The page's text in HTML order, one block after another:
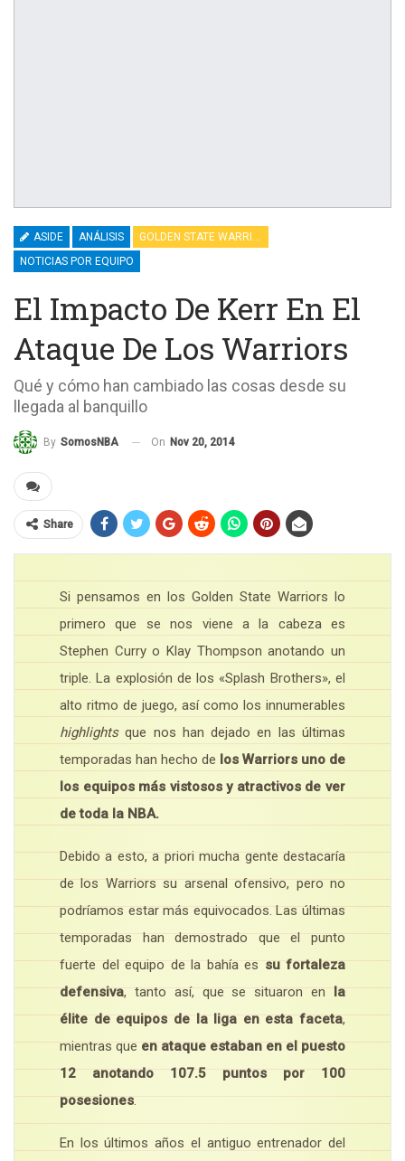
ASIDE ANÁLISIS
NOTICIAS POR EQUIPO
El Impacto De Kerr En El
Ataque De Los Warriors
Qué y cómo han cambiado las cosas desde su
llegada al banquillo
By SomosNBA On Nov 20, 2014
Share
Si pensamos en los Golden State Warriors lo
primero que se nos viene a la cabeza es
Stephen Curry o Klay Thompson anotando un
triple. La explosión de los «Splash Brothers», el
alto ritmo de juego, así como los innumerables
highlightsque nos han dejado en las últimas
temporadas han hecho de los Warriors uno de
los equipos más vistosos y atractivos de ver
de toda la NBA.
Debido a esto, a priori mucha gente destacaría
de los Warriors su arsenal ofensivo, pero no
podríamos estar más equivocados. Las últimas
temporadas han demostrado que el punto
fuerte del equipo de la bahía es su fortaleza
defensiva, tanto así, que se situaron enla
élite de equipos de la liga en esta faceta,
mientras que en ataque estaban en el puesto
12 anotando 107.5 puntos por 100
posesiones.
En los últimos años el antiguo entrenador del